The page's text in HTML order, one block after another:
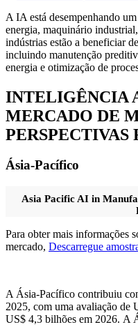
A IA está desempenhando
energia, maquinário
indústrias estão a beneficiar
incluindo manutenção
energia e otimização de
INTELIGÊNCIA
MERCADO DE
PERSPECTIVAS
Ásia-Pacífico
Asia Pacific AI in
Para obter mais informações
mercado, Descarregue
A Ásia-Pacífico contribuiu
2025, com uma avaliação de
US$ 4,3 bilhões em 2026. A